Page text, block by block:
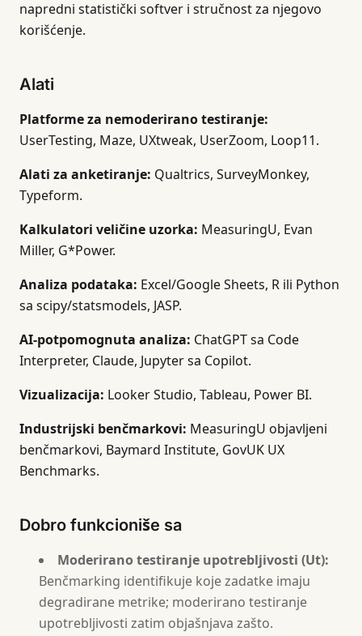
napredni statistički softver i stručnost za njegovo
korišćenje.
Alati
Platforme za nemoderirano testiranje:
UserTesting, Maze, UXtweak, UserZoom, Loop11.
Alati za anketiranje: Qualtrics, SurveyMonkey,
Typeform.
Kalkulatori veličine uzorka: MeasuringU, Evan
Miller, G*Power.
Analiza podataka: Excel/Google Sheets, R ili Python
sa scipy/statsmodels, JASP.
AI-potpomognuta analiza: ChatGPT sa Code
Interpreter, Claude, Jupyter sa Copilot.
Vizualizacija: Looker Studio, Tableau, Power BI.
Industrijski benčmarkovi: MeasuringU objavljeni
benčmarkovi, Baymard Institute, GovUK UX
Benchmarks.
Dobro funkcioniše sa
Moderirano testiranje upotrebljivosti (Ut):
Benčmarking identifikuje koje zadatke imaju
degradirane metrike; moderirano testiranje
upotrebljivosti zatim objašnjava zašto.